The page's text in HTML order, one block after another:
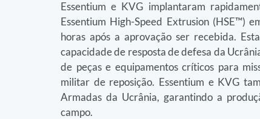
Essentium e KVG implantaram
Essentium High-Speed Extrusion (HSE™)
horas após a aprovação ser recebida.
capacidade de resposta de defesa da
de peças e equipamentos críticos para
militar de reposição. Essentium e KVG
Armadas da Ucrânia, garantindo a
campo.